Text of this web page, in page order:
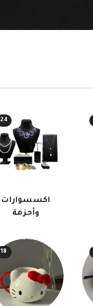
24
اكسسوارات
وأحزمة
18